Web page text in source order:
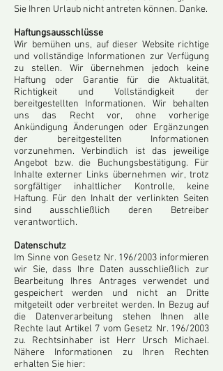
Sie Ihren Urlaub nicht antreten können. Danke.
Haftungsausschlüsse
Wir bemühen uns, auf dieser Website richtige
und vollständige Informationen zur Verfügung
zu stellen. Wir übernehmen jedoch keine
Haftung oder Garantie für die Aktualität,
Richtigkeit und Vollständigkeit der
bereitgestellten Informationen. Wir behalten
uns das Recht vor, ohne vorherige
Ankündigung Änderungen oder Ergänzungen
der bereitgestellten Informationen
vorzunehmen. Verbindlich ist das jeweilige
Angebot bzw. die Buchungsbestätigung. Für
Inhalte externer Links übernehmen wir, trotz
sorgfältiger inhaltlicher Kontrolle, keine
Haftung. Für den Inhalt der verlinkten Seiten
sind ausschließlich deren Betreiber
verantwortlich.
Datenschutz
Im Sinne von Gesetz Nr. 196/2003 informieren
wir Sie, dass Ihre Daten ausschließlich zur
Bearbeitung Ihres Antrages verwendet und
gespeichert werden und nicht an Dritte
mitgeteilt oder verbreitet werden. In Bezug auf
die Datenverarbeitung stehen Ihnen alle
Rechte laut Artikel 7 vom Gesetz Nr. 196/2003
zu. Rechtsinhaber ist Herr Ursch Michael.
Nähere Informationen zu Ihren Rechten
erhalten Sie hier: